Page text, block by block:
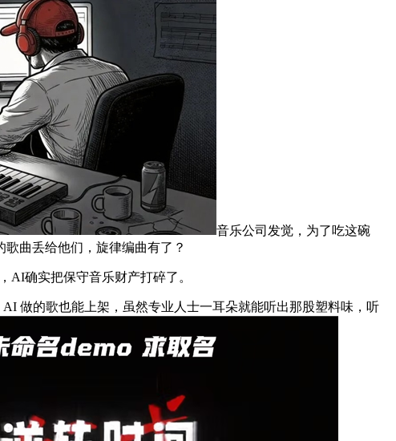
音乐公司发觉，为了吃这碗
曲丢给他们，旋律编曲有了？
确实把保守音乐财产打碎了。
做的歌也能上架，虽然专业人士一耳朵就能听出那股塑料味，听